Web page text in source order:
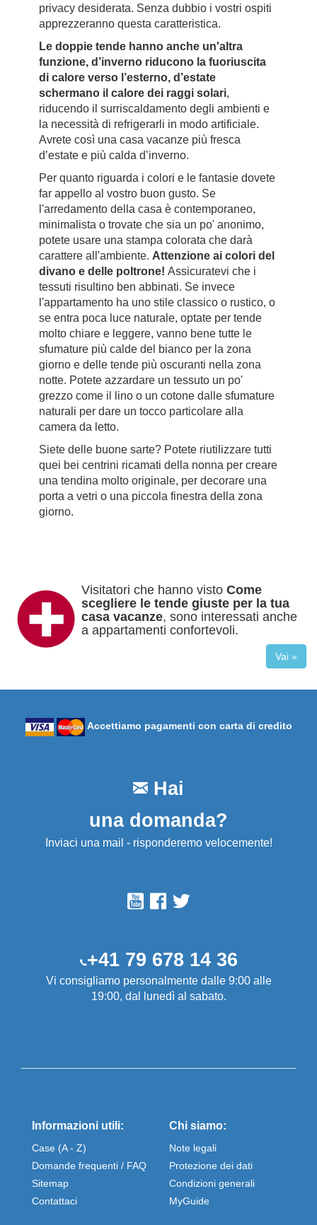
privacy desiderata. Senza dubbio i vostri ospiti
apprezzeranno questa caratteristica.
Le doppie tende hanno anche un'altra
funzione, d’inverno riducono la fuoriuscita
di calore verso l’esterno, d’estate
schermano il calore dei raggi solari,
riducendo il surriscaldamento degli ambienti e
la necessità di refrigerarli in modo artificiale.
Avrete così una casa vacanze più fresca
d’estate e più calda d’inverno.
Per quanto riguarda i colori e le fantasie dovete
far appello al vostro buon gusto. Se
l'arredamento della casa è contemporaneo,
minimalista o trovate che sia un po' anonimo,
potete usare una stampa colorata che darà
carattere all'ambiente. Attenzione ai colori del
divano e delle poltrone! Assicuratevi che i
tessuti risultino ben abbinati. Se invece
l'appartamento ha uno stile classico o rustico, o
se entra poca luce naturale, optate per tende
molto chiare e leggere, vanno bene tutte le
sfumature più calde del bianco per la zona
giorno e delle tende più oscuranti nella zona
notte. Potete azzardare un tessuto un po'
grezzo come il lino o un cotone dalle sfumature
naturali per dare un tocco particolare alla
camera da letto.
Siete delle buone sarte? Potete riutilizzare tutti
quei bei centrini ricamati della nonna per creare
una tendina molto originale, per decorare una
porta a vetri o una piccola finestra della zona
giorno.
Visitatori che hanno visto Come
scegliere le tende giuste per la tua
casa vacanze, sono interessati anche
a appartamenti confortevoli.
Vai »
Accettiamo pagamenti con carta di credito
Hai
una domanda?
Inviaci una mail - risponderemo velocemente!
+41 79 678 14 36
Vi consigliamo personalmente dalle 9:00 alle
19:00, dal lunedì al sabato.
Informazioni utili:
Case (A - Z)
Domande frequenti / FAQ
Sitemap
Contattaci
Chi siamo:
Note legali
Protezione dei dati
Condizioni generali
MyGuide